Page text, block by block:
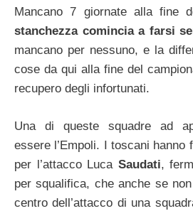
Mancano 7 giornate alla fine
stanchezza comincia a farsi
mancano per nessuno, e la
cose da qui alla fine del
recupero degli infortunati.
Una di queste squadre ad
essere l’Empoli. I toscani hanno
per l’attacco Luca Saudati,
per squalifica, che anche se
centro dell’attacco di una